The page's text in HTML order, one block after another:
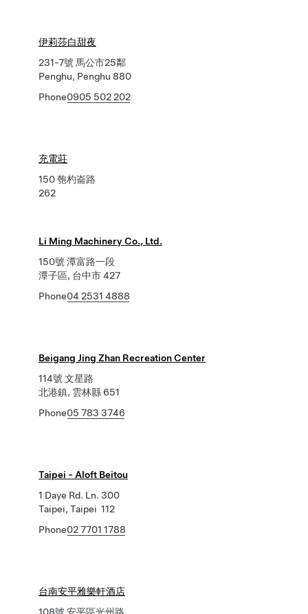
伊莉莎白甜夜
231-7號 馬公市25鄰
Penghu, Penghu 880
Phone0905 502 202
充電莊
150 匏杓崙路
262
Li Ming Machinery Co., Ltd.
150號 潭富路一段
潭子區, 台中市 427
Phone04 2531 4888
Beigang Jing Zhan Recreation Center
114號 文星路
北港鎮, 雲林縣 651
Phone05 783 3746
Taipei - Aloft Beitou
1 Daye Rd. Ln. 300
Taipei, Taipei 112
Phone02 7701 1788
台南安平雅樂軒酒店